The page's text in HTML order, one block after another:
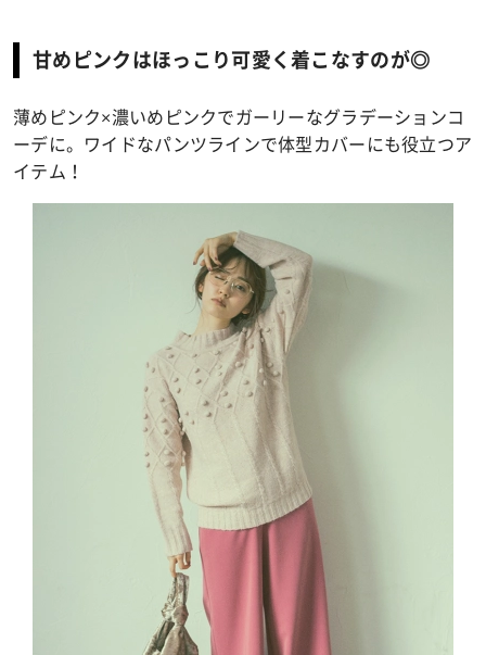
甘めピンクはほっこり可愛く着こなすのが◎
薄めピンク×濃いめピンクでガーリーなグラデーションコ
ーデに。ワイドなパンツラインで体型カバーにも役立つア
イテム！